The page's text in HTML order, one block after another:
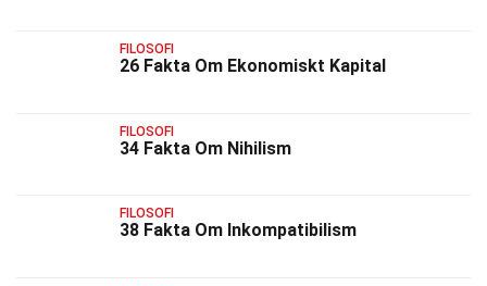
FILOSOFI
26 Fakta Om Ekonomiskt Kapital
FILOSOFI
34 Fakta Om Nihilism
FILOSOFI
38 Fakta Om Inkompatibilism